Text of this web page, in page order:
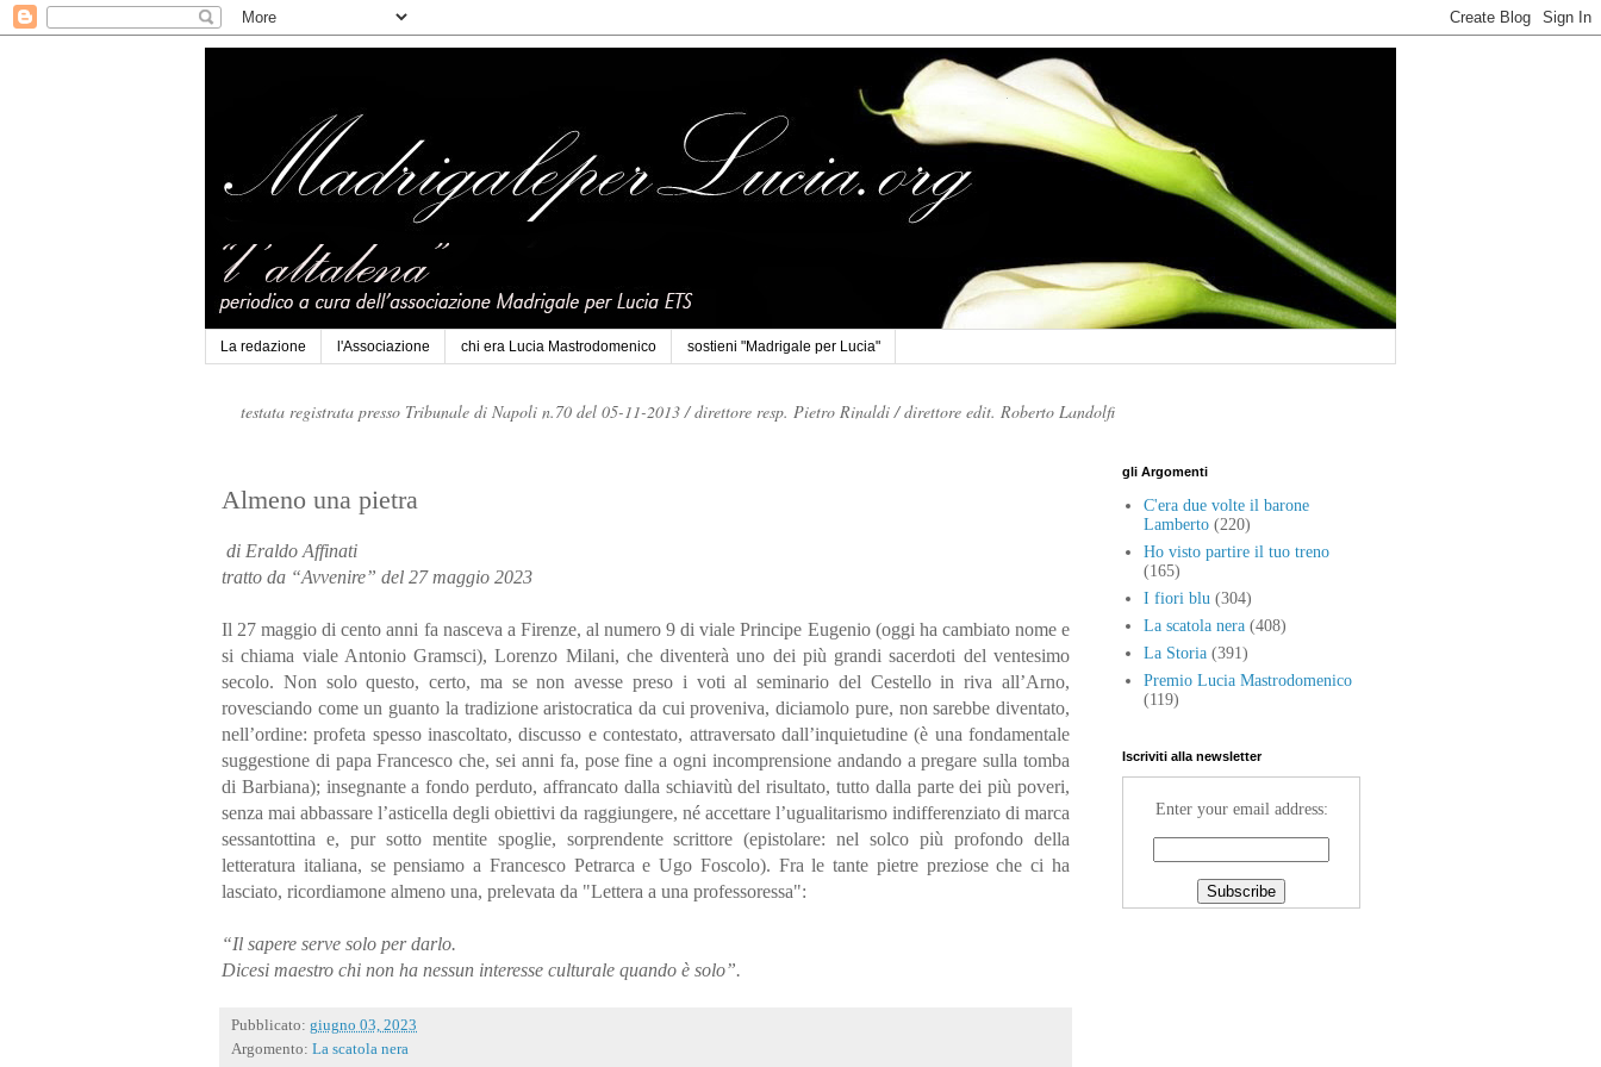
La redazione l'Associazione chi era Lucia Mastrodomenico sostieni "Madrigale per Lucia"
testata registrata presso Tribunale di Napoli n.70 del 05-11-2013 /direttore resp. Pietro Rinaldi /direttore edit. Roberto Landolfi
Almeno una pietra
di Eraldo Affinati
tratto da “Avvenire” del 27 maggio 2023
Il 27 maggio di cento anni fa nasceva a Firenze, al numero 9 di viale Principe Eugenio (oggi ha cambiato nome e
si chiama viale Antonio Gramsci), Lorenzo Milani, che diventerà uno dei più grandi sacerdoti del ventesimo
secolo. Non solo questo, certo, ma se non avesse preso i voti al seminario del Cestello in riva all’Arno,
rovesciando come un guanto la tradizione aristocratica da cui proveniva, diciamolo pure, non sarebbe diventato,
nell’ordine: profeta spesso inascoltato, discusso e contestato, attraversato dall’inquietudine (è una fondamentale
suggestione di papa Francesco che, sei anni fa, pose fine a ogni incomprensione andando a pregare sulla tomba
di Barbiana); insegnante a fondo perduto, affrancato dalla schiavitù del risultato, tutto dalla parte dei più poveri,
senza mai abbassare l’asticella degli obiettivi da raggiungere, né accettare l’ugualitarismo indifferenziato di marca
sessantottina e, pur sotto mentite spoglie, sorprendente scrittore (epistolare: nel solco più profondo della
letteratura italiana, se pensiamo a Francesco Petrarca e Ugo Foscolo). Fra le tante pietre preziose che ci ha
lasciato, ricordiamone almeno una, prelevata da "Lettera a una professoressa":
“Il sapere serve solo per darlo.
Dicesi maestro chi non ha nessun interesse culturale quando è solo”.
Pubblicato: giugno 03, 2023
Argomento: La scatola nera
gli Argomenti
C'era due volte il barone
Lamberto (220)
Ho visto partire il tuo treno
(165)
I fiori blu (304)
La scatola nera (408)
La Storia (391)
Premio Lucia Mastrodomenico
(119)
Iscriviti alla newsletter
Enter your email address: